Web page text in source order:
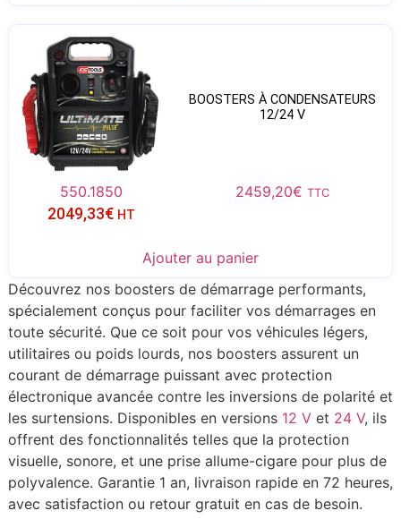
BOOSTERS À CONDENSATEURS
12/24 V
550.1850 2459,20€ TTC
2049,33€ HT
Ajouter au panier
Découvrez nos boosters de démarrage performants,
spécialement conçus pour faciliter vos démarrages en
toute sécurité. Que ce soit pour vos véhicules légers,
utilitaires ou poids lourds, nos boosters assurent un
courant de démarrage puissant avec protection
électronique avancée contre les inversions de polarité et
les surtensions. Disponibles en versions 12 Vet 24 V, ils
offrent des fonctionnalités telles que la protection
visuelle, sonore, et une prise allume-cigare pour plus de
polyvalence. Garantie 1 an, livraison rapide en 72 heures,
avec satisfaction ou retour gratuit en cas de besoin.